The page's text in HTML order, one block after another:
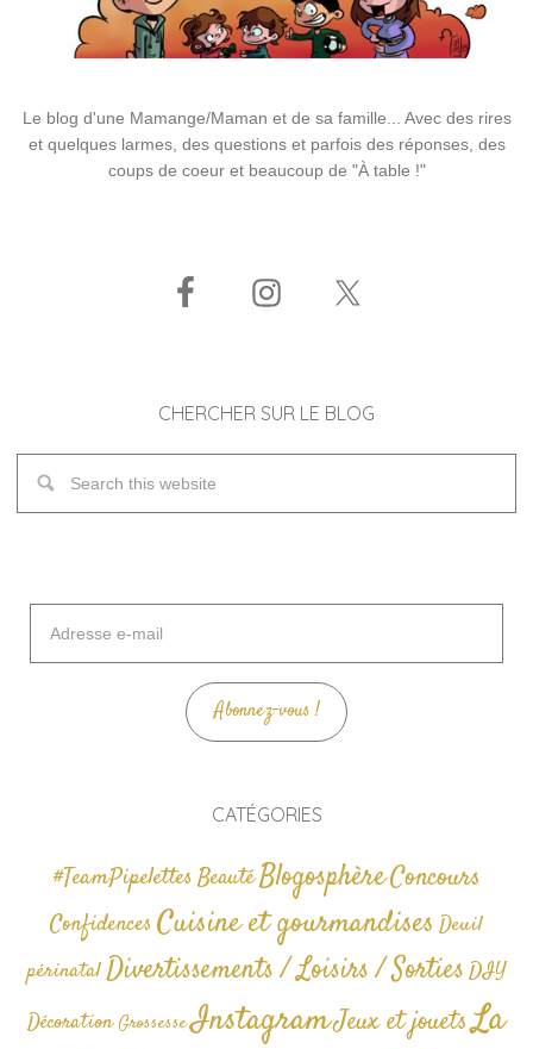
Le blog d'une Mamange/Maman et de sa famille... Avec des rires
et quelques larmes, des questions et parfois des réponses, des
coups de coeur et beaucoup de "À table !"
CHERCHER SUR LE BLOG
mail
Abonnez-vous !
CATÉGORIES
#TeamPipelettesBeautéBlogosphèreConcours
Confidences Cuisine et gourmandises Deuil
périnatalDivertissements / Loisirs / SortiesDIY
Décoration GrossesseInstagramJeux et jouetsLa